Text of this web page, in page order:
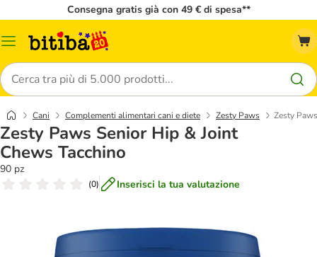
Consegna gratis già con 49 € di spesa**
Overview
Cerca
Cani Complementi alimentari cani e diete Zesty Paws Zesty
Zesty Paws Senior Hip & Joint
Chews Tacchino
90 pz
(0) Inserisci la tua valutazione